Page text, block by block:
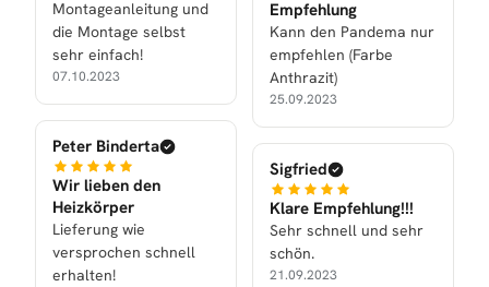
Montageanleitung und
die Montage selbst
sehr einfach!
07.10.2023
Peter Binderta
Wir lieben den
Heizkörper
Lieferung wie
versprochen schnell
erhalten!
Empfehlung
Kann den Pandema nur
empfehlen (Farbe
Anthrazit)
25.09.2023
Sigfried
Klare Empfehlung!!!
Sehr schnell und sehr
schön.
21.09.2023